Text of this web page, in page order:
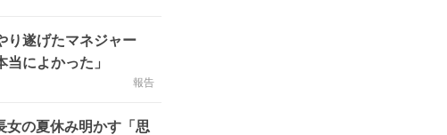
り遂げたマネジャー
によかった」
報告
女の夏休み明かす「思